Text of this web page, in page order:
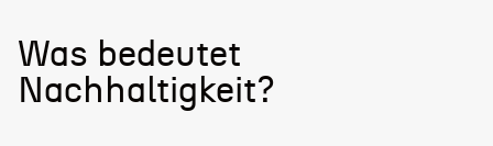
Was bedeutet
Nachhaltigkeit?